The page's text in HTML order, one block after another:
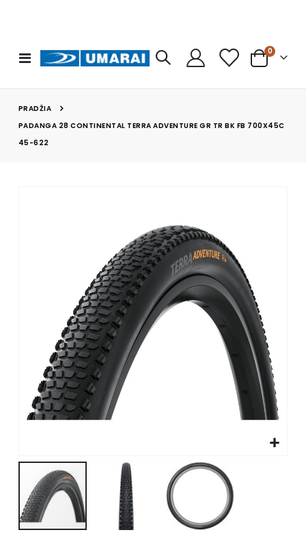
Toggle
Nav
Cart
0prekės
PRADŽIA
PADANGA 28 CONTINENTAL TERRA ADVENTURE GR TR BK FB 700X45C
45-622